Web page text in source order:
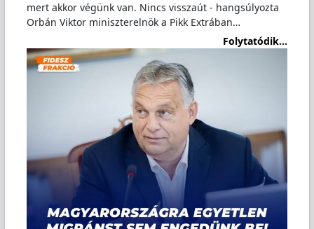
mert akkor végünk van. Nincs visszaút - hangsúlyozta
Orbán Viktor miniszterelnök a Pikk Extrában…
Folytatódik...